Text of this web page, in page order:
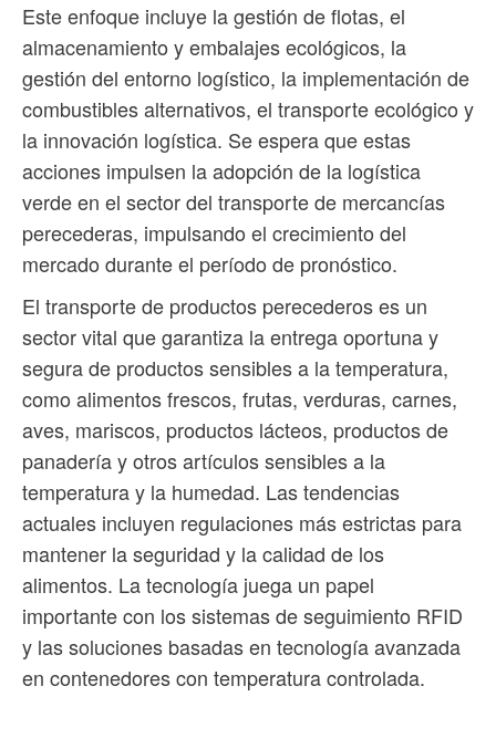
Este enfoque incluye la gestión de flotas, el
almacenamiento y embalajes ecológicos, la
gestión del entorno logístico, la implementación de
combustibles alternativos, el transporte ecológico y
la innovación logística. Se espera que estas
acciones impulsen la adopción de la logística
verde en el sector del transporte de mercancías
perecederas, impulsando el crecimiento del
mercado durante el período de pronóstico.
El transporte de productos perecederos es un
sector vital que garantiza la entrega oportuna y
segura de productos sensibles a la temperatura,
como alimentos frescos, frutas, verduras, carnes,
aves, mariscos, productos lácteos, productos de
panadería y otros artículos sensibles a la
temperatura y la humedad. Las tendencias
actuales incluyen regulaciones más estrictas para
mantener la seguridad y la calidad de los
alimentos. La tecnología juega un papel
importante con los sistemas de seguimiento RFID
y las soluciones basadas en tecnología avanzada
en contenedores con temperatura controlada.